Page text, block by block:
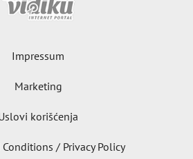
Impressum
Marketing
korišćenja
Conditions / Privacy Policy